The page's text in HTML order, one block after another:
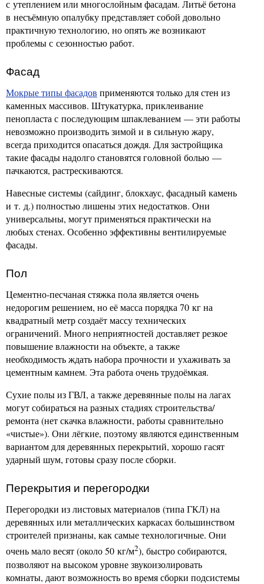
с утеплением или многослойным фасадам. Литьё бетона
в несъёмную опалубку представляет собой довольно
практичную технологию, но опять же возникают
проблемы с сезонностью работ.
Фасад
Мокрые типы фасадов применяются только для стен из
каменных массивов. Штукатурка, приклеивание
пенопласта с последующим шпаклеванием — эти работы
невозможно производить зимой и в сильную жару,
всегда приходится опасаться дождя. Для застройщика
такие фасады надолго становятся головной болью —
пачкаются, растрескиваются.
Навесные системы (сайдинг, блокхаус, фасадный камень
и т. д.) полностью лишены этих недостатков. Они
универсальны, могут применяться практически на
любых стенах. Особенно эффективны вентилируемые
фасады.
Пол
Цементно-песчаная стяжка пола является очень
недорогим решением, но её масса порядка 70 кг на
квадратный метр создаёт массу технических
ограничений. Много неприятностей доставляет резкое
повышение влажности на объекте, а также
необходимость ждать набора прочности и ухаживать за
цементным камнем. Эта работа очень трудоёмкая.
Сухие полы из ГВЛ, а также деревянные полы на лагах
могут собираться на разных стадиях строительства/
ремонта (нет скачка влажности, работы сравнительно
«чистые»). Они лёгкие, поэтому являются единственным
вариантом для деревянных перекрытий, хорошо гасят
ударный шум, готовы сразу после сборки.
Перекрытия и перегородки
Перегородки из листовых материалов (типа ГКЛ) на
деревянных или металлических каркасах большинством
строителей признаны, как самые технологичные. Они
очень мало весят (около 50 кг/м2), быстро собираются,
позволяют на высоком уровне звукоизолировать
комнаты, дают возможность во время сборки подсистемы